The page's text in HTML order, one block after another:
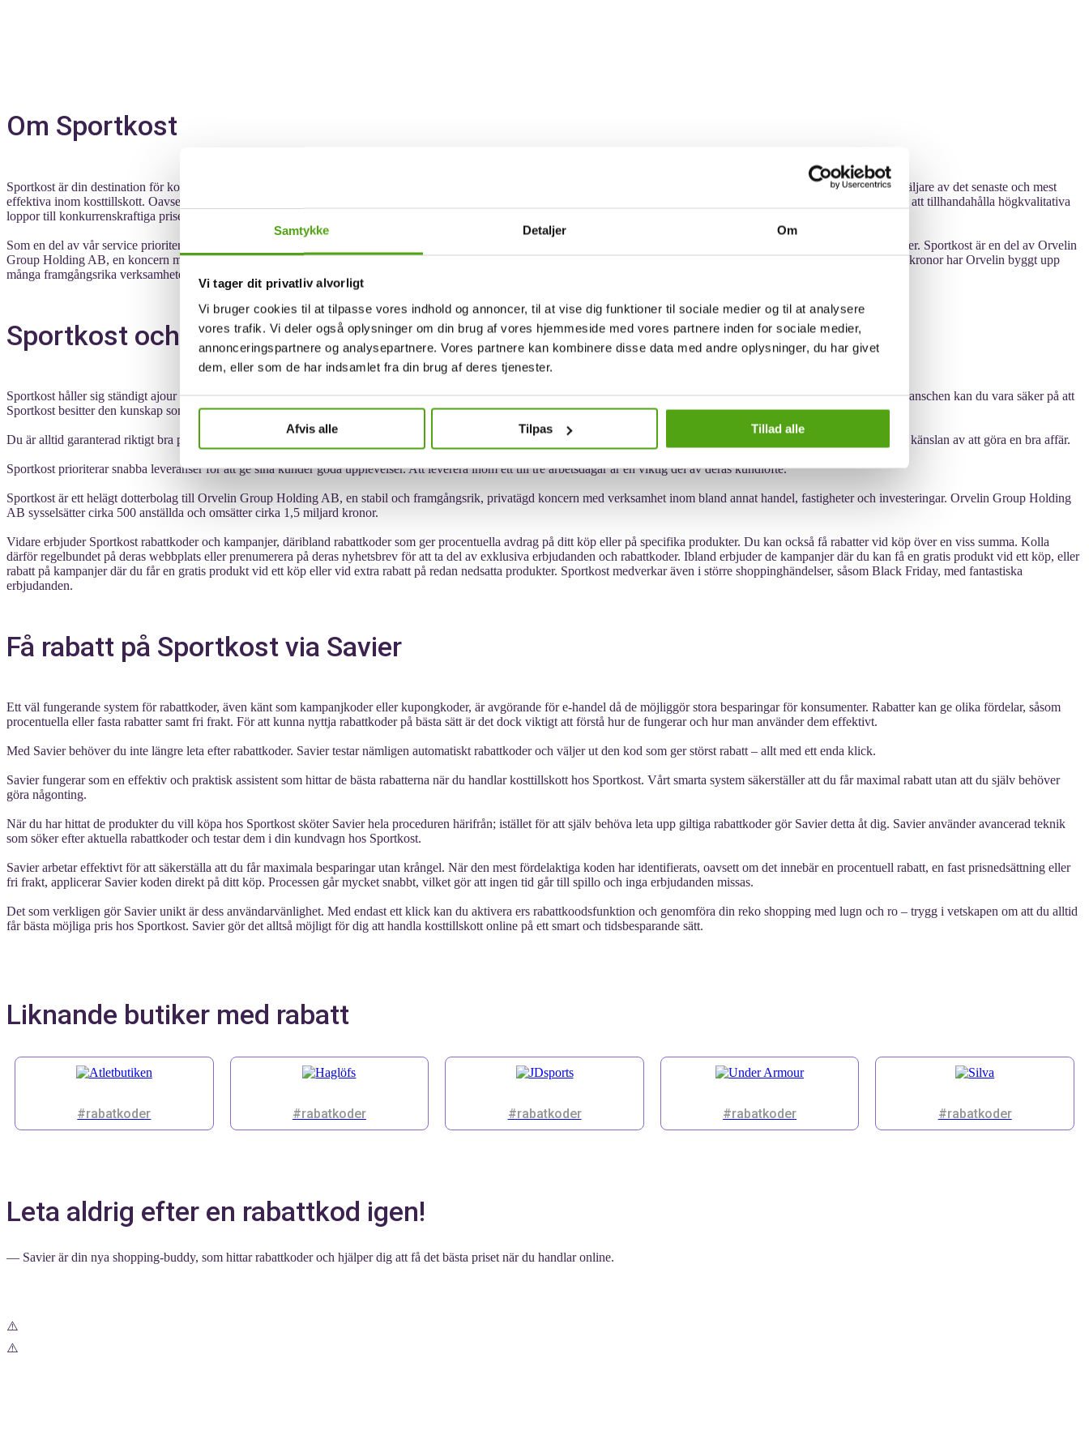
Samtykke Detaljer Om
Vi tager dit privatliv alvorligt
Vi bruger cookies til at tilpasse vores indhold og annoncer, til at vise dig funktioner til sociale medier og til at analysere
vores trafik. Vi deler også oplysninger om din brug af vores hjemmeside med vores partnere inden for sociale medier,
annonceringspartnere og analysepartnere. Vores partnere kan kombinere disse data med andre oplysninger, du har givet
dem, eller som de har indsamlet fra din brug af deres tjenester.
Afvis alle Tilpas Tillad alle
Om Sportkost
Sportkost är din destination för kosttillskott, hälsokost och näringstillskott på nätet. Med ett brett, kostnadseffektivt och kvalitativt utbud strävar Sportkost efter att vara en återförsäljare av det senaste och mest
effektiva inom kosttillskott. Oavsett om du vill gå ner i vikt, bygga muskler eller nå andra träningsmål, har Sportkost rätt typ av produkter för dina behov. Firma är engagerade till att tillhandahålla högkvalitativa
loppor till konkurrenskraftiga priser för att erbjuda kunderna en riktigt bra affär. Med över 20 års erfarenhet inom branschen är Sportkost ett företag att lita på.
Som en del av vår service prioriterar vi snabba leveranser, vilket innebär att vi levererar ordrar inom 1–3 arbetsdagar. Detta arbete utförs med syfte att sprida glädje hos våra kunder. Sportkost är en del av Orvelin
Group Holding AB, en koncern med verksamhet inom handel, kommersiella fastigheter och investeringar. Med cirka 500 anställda och en årlig omsättning på cirka 1,5 miljarder kronor har Orvelin byggt upp
många framgångsrika verksamheter och samarbeten under åren.
Sportkost och rabattkoder
Sportkost håller sig ständigt ajour med de senaste kosttillskotten och erbjuder ett stort och prisvärt sortiment inom hälsokost online på Sportkost.se. Med 20 års erfarenhet inom branschen kan du vara säker på att
Sportkost besitter den kunskap som krävs för att hjälpa dig nå dina träningsmål genom rätt kosttillskott.
Du är alltid garanterad riktigt bra priser på Sportkost. Eftersom de arbetar utan mellanhänder kan de nästan alltid erbjuda marknadens bästa priser. De strävar efter att ge dig bästa känslan av att göra en bra affär.
Sportkost prioriterar snabba leveranser för att ge sina kunder goda upplevelser. Att leverera inom ett till tre arbetsdagar är en viktig del av deras kundlöfte.
Sportkost är ett helägt dotterbolag till Orvelin Group Holding AB, en stabil och framgångsrik, privatägd koncern med verksamhet inom bland annat handel, fastigheter och investeringar. Orvelin Group Holding
AB sysselsätter cirka 500 anställda och omsätter cirka 1,5 miljard kronor.
Vidare erbjuder Sportkost rabattkoder och kampanjer, däribland rabattkoder som ger procentuella avdrag på ditt köp eller på specifika produkter. Du kan också få rabatter vid köp över en viss summa. Kolla
därför regelbundet på deras webbplats eller prenumerera på deras nyhetsbrev för att ta del av exklusiva erbjudanden och rabattkoder. Ibland erbjuder de kampanjer där du kan få en gratis produkt vid ett köp, eller
rabatt på kampanjer där du får en gratis produkt vid ett köp eller vid extra rabatt på redan nedsatta produkter. Sportkost medverkar även i större shoppinghändelser, såsom Black Friday, med fantastiska
erbjudanden.
Få rabatt på Sportkost via Savier
Ett väl fungerande system för rabattkoder, även känt som kampanjkoder eller kupongkoder, är avgörande för e-handel då de möjliggör stora besparingar för konsumenter. Rabatter kan ge olika fördelar, såsom
procentuella eller fasta rabatter samt fri frakt. För att kunna nyttja rabattkoder på bästa sätt är det dock viktigt att förstå hur de fungerar och hur man använder dem effektivt.
Med Savier behöver du inte längre leta efter rabattkoder. Savier testar nämligen automatiskt rabattkoder och väljer ut den kod som ger störst rabatt – allt med ett enda klick.
Savier fungerar som en effektiv och praktisk assistent som hittar de bästa rabatterna när du handlar kosttillskott hos Sportkost. Vårt smarta system säkerställer att du får maximal rabatt utan att du själv behöver
göra någonting.
När du har hittat de produkter du vill köpa hos Sportkost sköter Savier hela proceduren härifrån; istället för att själv behöva leta upp giltiga rabattkoder gör Savier detta åt dig. Savier använder avancerad teknik
som söker efter aktuella rabattkoder och testar dem i din kundvagn hos Sportkost.
Savier arbetar effektivt för att säkerställa att du får maximala besparingar utan krångel. När den mest fördelaktiga koden har identifierats, oavsett om det innebär en procentuell rabatt, en fast prisnedsättning eller
fri frakt, applicerar Savier koden direkt på ditt köp. Processen går mycket snabbt, vilket gör att ingen tid går till spillo och inga erbjudanden missas.
Det som verkligen gör Savier unikt är dess användarvänlighet. Med endast ett klick kan du aktivera ers rabattkoodsfunktion och genomföra din reko shopping med lugn och ro – trygg i vetskapen om att du alltid
får bästa möjliga pris hos Sportkost. Savier gör det alltså möjligt för dig att handla kosttillskott online på ett smart och tidsbesparande sätt.
Liknande butiker med rabatt
#rabatkoder #rabatkoder #rabatkoder #rabatkoder #rabatkoder
Leta aldrig efter en rabattkod igen!
— Savier är din nya shopping-buddy, som hittar rabattkoder och hjälper dig att få det bästa priset när du handlar online.